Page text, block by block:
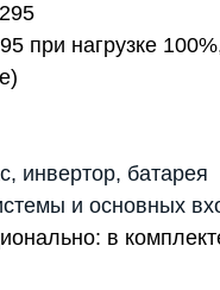
при нагрузке
инвертор, батарея
и основных
в